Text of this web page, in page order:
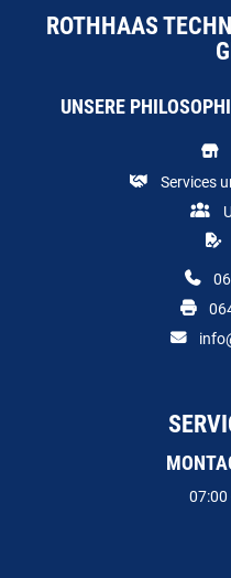
ROTHHAAS
UNSERE
Services
07:00